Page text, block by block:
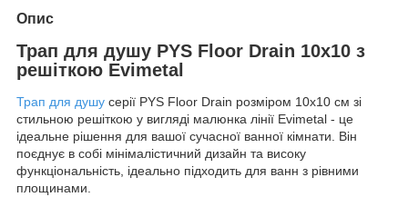
Опис
Трап для душу PYS Floor Drain 10x10 з
решіткою Evimetal
Трап для душу серії PYS Floor Drain розміром 10x10 см зі
стильною решіткою у вигляді малюнка лінії Evimetal - це
ідеальне рішення для вашої сучасної ванної кімнати. Він
поєднує в собі мінімалістичний дизайн та високу
функціональність, ідеально підходить для ванн з рівними
площинами.